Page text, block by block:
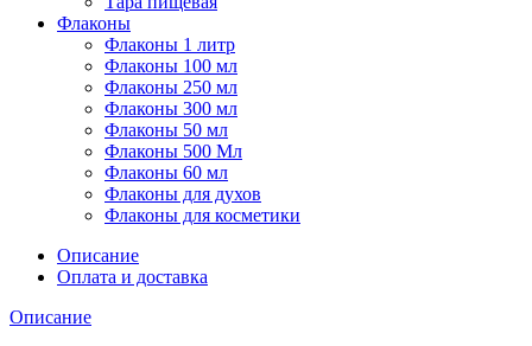
Флаконы
Флаконы 1 литр
Флаконы 100 мл
Флаконы 250 мл
Флаконы 300 мл
Флаконы 50 мл
Флаконы 500 Мл
Флаконы 60 мл
Флаконы для духов
Флаконы для косметики
Описание
Оплата и доставка
Описание